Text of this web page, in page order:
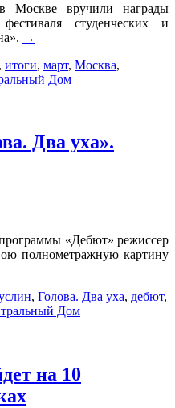
вручили награды
студенческих и
→
, итоги, март, Москва,
Дом
Два уха».
«Дебют» режиссер
полнометражную картину
, Голова. Два уха, дебют,
Дом
на 10